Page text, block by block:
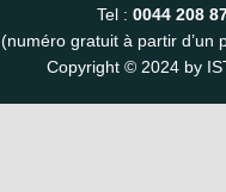
Tel : 0044 208
(numéro gratuit à partir d’un
Copyright © 2024 by